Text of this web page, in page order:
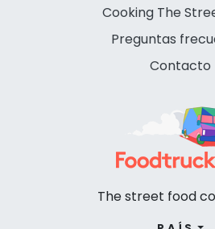
Cooking The
Preguntas
Contacto
The street food